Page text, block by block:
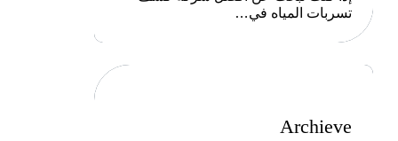
تسربات المياه في…
Archieve